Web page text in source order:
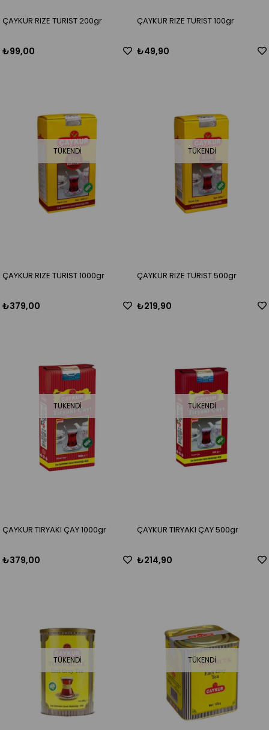
ÇAYKUR RIZE TURIST 200gr
₺99,00
ÇAYKUR RIZE TURIST 100gr
₺49,90
TÜKENDI
ÇAYKUR RIZE TURIST 1000gr
₺379,00
TÜKENDI
ÇAYKUR RIZE TURIST 500gr
₺219,90
TÜKENDI
ÇAYKUR TIRYAKI ÇAY 1000gr
₺379,00
TÜKENDI
ÇAYKUR TIRYAKI ÇAY 500gr
₺214,90
TÜKENDI TÜKENDI